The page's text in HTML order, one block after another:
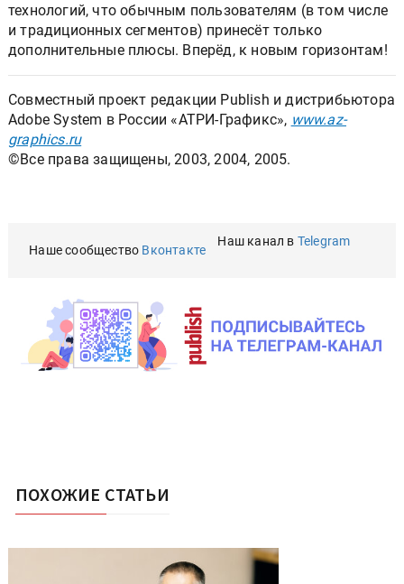
технологий, что обычным пользователям (в том числе
и традиционных сегментов) принесёт только
дополнительные плюсы. Вперёд, к новым горизонтам!
Совместный проект редакции Publish и дистрибьютoра
Adobe System в России «АТРИ-Графикс», www.az-
graphics.ru
©Все права защищены, 2003, 2004, 2005.
Наше сообщество Вконтакте
Наш канал в Telegram
ПОХОЖИЕ СТАТЬИ